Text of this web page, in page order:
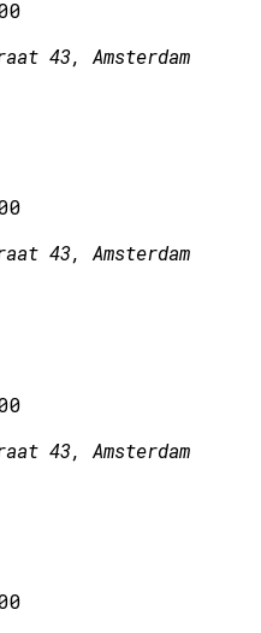
43, Amsterdam
43, Amsterdam
43, Amsterdam